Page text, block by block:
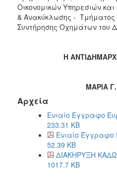
Οικονομικών Υπηρεσιών
& Ανακύκλωσης - Τμήματος
Συντήρησης Οχημάτων του
Η
ΜΑΡΙΑ Γ.
Αρχεία
Ενιαίο Έγγραφο
233.31 KB
Ενιαίο Έγγραφο
52.39 KB
ΔΙΑΚΗΡΥΞΗ
1017.7 KB